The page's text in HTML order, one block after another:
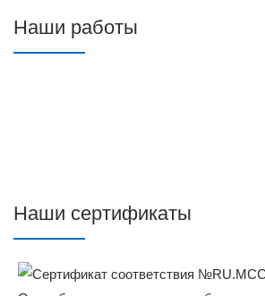
Наши работы
Наши сертификаты